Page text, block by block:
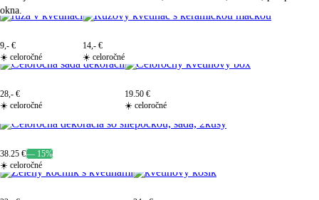
okna.
9,- €
☀️ celoročné
14,- €
☀️ celoročné
28,- €
☀️ celoročné
19.50 €
☀️ celoročné
38.25 €— 15%
☀️ celoročné